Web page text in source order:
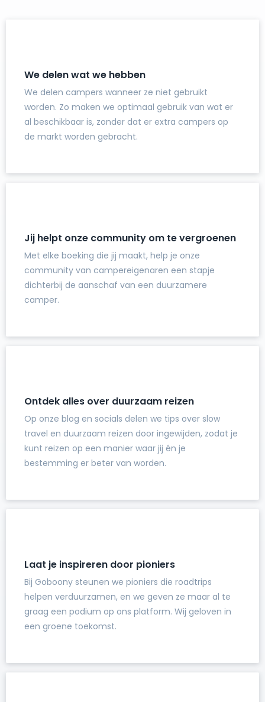
We delen wat we hebben
We delen campers wanneer ze niet gebruikt
worden. Zo maken we optimaal gebruik van wat er
al beschikbaar is, zonder dat er extra campers op
de markt worden gebracht.
Jij helpt onze community om te vergroenen
Met elke boeking die jij maakt, help je onze
community van campereigenaren een stapje
dichterbij de aanschaf van een duurzamere
camper.
Ontdek alles over duurzaam reizen
Op onze blog en socials delen we tips over slow
travel en duurzaam reizen door ingewijden, zodat je
kunt reizen op een manier waar jij én je
bestemming er beter van worden.
Laat je inspireren door pioniers
Bij Goboony steunen we pioniers die roadtrips
helpen verduurzamen, en we geven ze maar al te
graag een podium op ons platform. Wij geloven in
een groene toekomst.